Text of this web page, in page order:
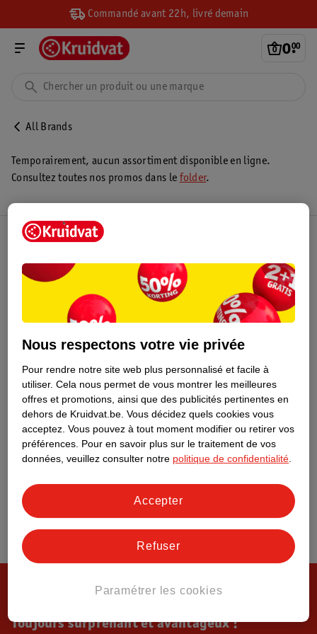
Commandé avant 22h, livré demain
0.
00
All Brands
Temporairement, aucun assortiment disponible en ligne.
Consultez toutes nos promos dans le folder.
Toujours surprenant et avantageux !
Nous respectons votre vie privée
Pour rendre notre site web plus personnalisé et facile à
utiliser. Cela nous permet de vous montrer les meilleures
offres et promotions, ainsi que des publicités pertinentes en
dehors de Kruidvat.be. Vous décidez quels cookies vous
acceptez. Vous pouvez à tout moment modifier ou retirer vos
préférences. Pour en savoir plus sur le traitement de vos
données, veuillez consulter notre politique de confidentialité
Paramétrer les cookies
Refuser
Accepter